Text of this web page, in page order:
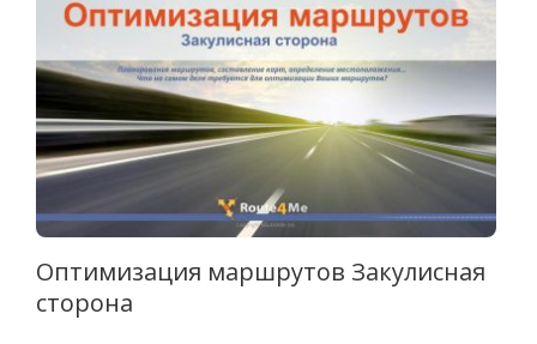
Оптимизация маршрутов Закулисная
сторона